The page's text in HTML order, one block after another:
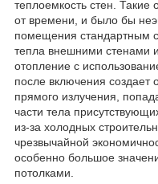
теплоемкость стен.
от времени, и было бы
помещения стандартным
тепла внешними стенами
отопление с
после включения создает
прямого излучения,
части тела
из-за холодных
чрезвычайной
особенно большое
потолками.